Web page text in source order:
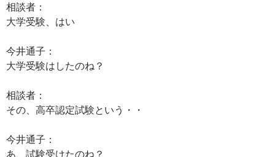
相談者：
大学受験、はい
今井通子：
大学受験はしたのね？
相談者：
その、高卒認定試験という・・
今井通子：
あ、試験受けたのね？